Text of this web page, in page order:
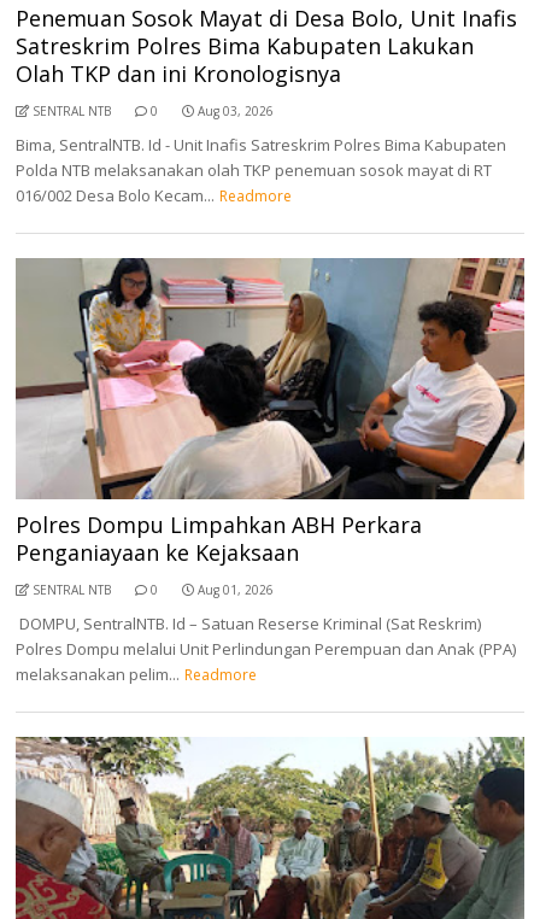
Penemuan Sosok Mayat di Desa Bolo, Unit Inafis
Satreskrim Polres Bima Kabupaten Lakukan
Olah TKP dan ini Kronologisnya
SENTRAL NTB 0 Aug 03, 2026
Bima, SentralNTB. Id - Unit Inafis Satreskrim Polres Bima Kabupaten
Polda NTB melaksanakan olah TKP penemuan sosok mayat di RT
016/002 Desa Bolo Kecam... Readmore
Polres Dompu Limpahkan ABH Perkara
Penganiayaan ke Kejaksaan
SENTRAL NTB 0 Aug 01, 2026
DOMPU, SentralNTB. Id – Satuan Reserse Kriminal (Sat Reskrim)
Polres Dompu melalui Unit Perlindungan Perempuan dan Anak (PPA)
melaksanakan pelim... Readmore